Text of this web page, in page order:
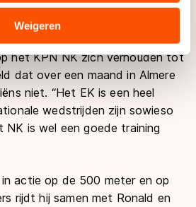
verzameld via hun services.
gegevens doorgeven aan
de VS, waar mogelijk geen
geldt volgens de GDPR.
klikken, stemt u in met deze
vindt u in onscookiebeleid
Weigeren
Zo was vandaag Jan Blokhuijsen
het KPN NK zich verhouden tot
dat over een maand in Almere
niet. “Het EK is een heel
wedstrijden zijn sowieso
NK is wel een goede training
actie op de 500 meter en op
rijdt hij samen met Ronald en